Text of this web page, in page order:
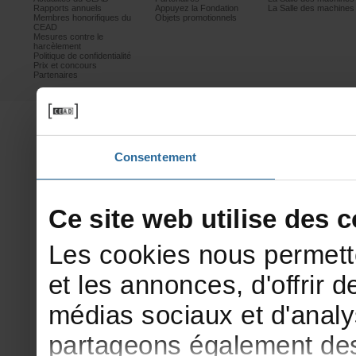
Consentement
Rapportsannuels
Membreshonorifiquesdu
CEAD
Mesurescontrele
harcèlement
Politiquedeconfidentialité
Prixetconcours
Partenaires
AppuyezlaFondation
Objetspromotionnels